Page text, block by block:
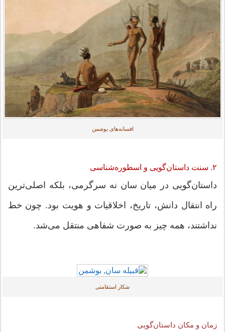
افسانه‌های بوشمن
۲. سنت داستان‌گویی و اسطوره‌شناسی
داستان‌گویی در میان سان نه سرگرمی، بلکه اصلی‌ترین
راه انتقال دانش، تاریخ، اخلاقیات و هویت بود. چون خط
نداشتند، همه چیز به صورت شفاهی منتقل می‌شد.
شکار استقامتی
زمان و مکان داستان‌گویی